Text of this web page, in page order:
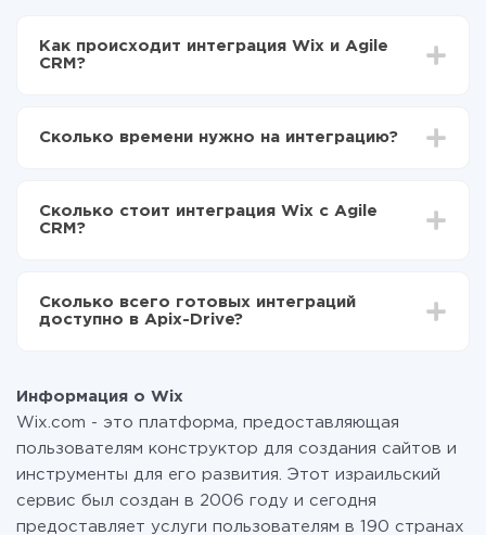
Как происходит интеграция Wix и Agile
CRM?
Выбираете какие данные передавать из Wix в
Теперь данные будут автоматически
передаваться из Wix в Agile CRM
Сколько времени нужно на интеграцию?
отличаться и составлять от 5-ти до 30-минут. В
среднем настройка занимает 10-15 минут.
Сколько стоит интеграция Wix с Agile
CRM?
функционал. Вы оплачиваете только количество
данных, которые по факту передаются из одной
перейти на платный, при необходимости. Подробнее
отарифах .
Сколько всего готовых интеграций
доступно в Apix-Drive?
Информация о Wix
Wix.com - это платформа, предоставляющая
пользователям конструктор для создания сайтов и
инструменты для его развития. Этот израильский
сервис был создан в 2006 году и сегодня
предоставляет услуги пользователям в 190 странах